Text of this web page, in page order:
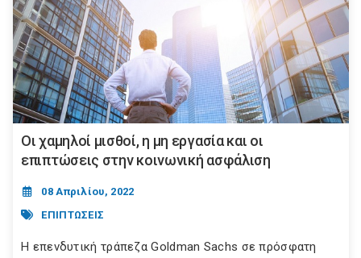
Οι χαμηλοί μισθοί, η μη εργασία και οι
επιπτώσεις στην κοινωνική ασφάλιση
08 Απριλίου, 2022
ΕΠΙΠΤΩΣΕΙΣ
Η επενδυτική τράπεζα Goldman Sachs σε πρόσφατη